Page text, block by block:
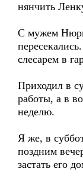
нянчить
С мужем
слесарем в
Приходил в
работы, а в
неделю.
Я же, в
поздним
застать его